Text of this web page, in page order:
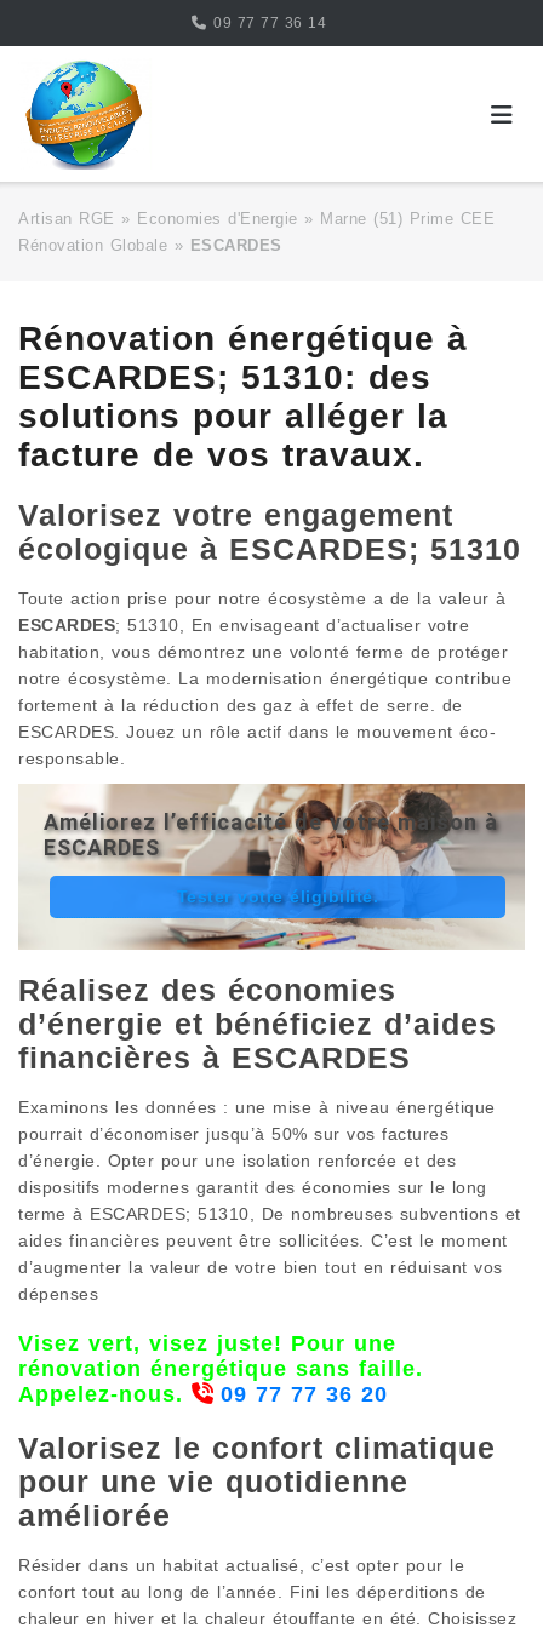
content
09 77 77 36 14
Artisan RGE » Economies d'Energie » Marne (51) Prime CEE
Rénovation Globale » ESCARDES
Rénovation énergétique à
ESCARDES; 51310: des
solutions pour alléger la
facture de vos travaux.
Valorisez votre engagement
écologique à ESCARDES; 51310
Toute action prise pour notre écosystème a de la valeur à
ESCARDES; 51310, En envisageant d’actualiser votre
habitation, vous démontrez une volonté ferme de protéger
notre écosystème. La modernisation énergétique contribue
fortement à la réduction des gaz à effet de serre. de
ESCARDES. Jouez un rôle actif dans le mouvement éco-
responsable.
Améliorez l’efficacité de votre maison à
ESCARDES
Tester votre éligibilité.
Réalisez des économies
d’énergie et bénéficiez d’aides
financières à ESCARDES
Examinons les données : une mise à niveau énergétique
pourrait d’économiser jusqu’à 50% sur vos factures
d’énergie. Opter pour une isolation renforcée et des
dispositifs modernes garantit des économies sur le long
terme à ESCARDES; 51310, De nombreuses subventions et
aides financières peuvent être sollicitées. C’est le moment
d’augmenter la valeur de votre bien tout en réduisant vos
dépenses
Visez vert, visez juste! Pour une
rénovation énergétique sans faille.
Appelez-nous.
09 77 77 36 20
Valorisez le confort climatique
pour une vie quotidienne
améliorée
Résider dans un habitat actualisé, c’est opter pour le
confort tout au long de l’année. Fini les déperditions de
chaleur en hiver et la chaleur étouffante en été. Choisissez